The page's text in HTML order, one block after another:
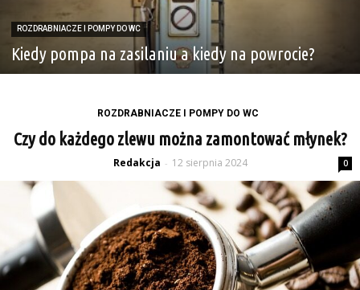
ROZDRABNIACZE I POMPY DO WC
Kiedy pompa na zasilaniu a kiedy na powrocie?
ROZDRABNIACZE I POMPY DO WC
Czy do każdego zlewu można zamontować młynek?
Redakcja - 12 sierpnia 2024 0